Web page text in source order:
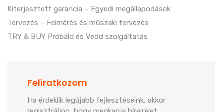
Kiterjesztett garancia – Egyedi megállapodások
Tervezés – Felmérés és műszaki tervezés
TRY & BUY Próbáld és Vedd szolgáltatás
Feliratkozom
Ha érdeklik legújabb fejlesztéseink, akkor